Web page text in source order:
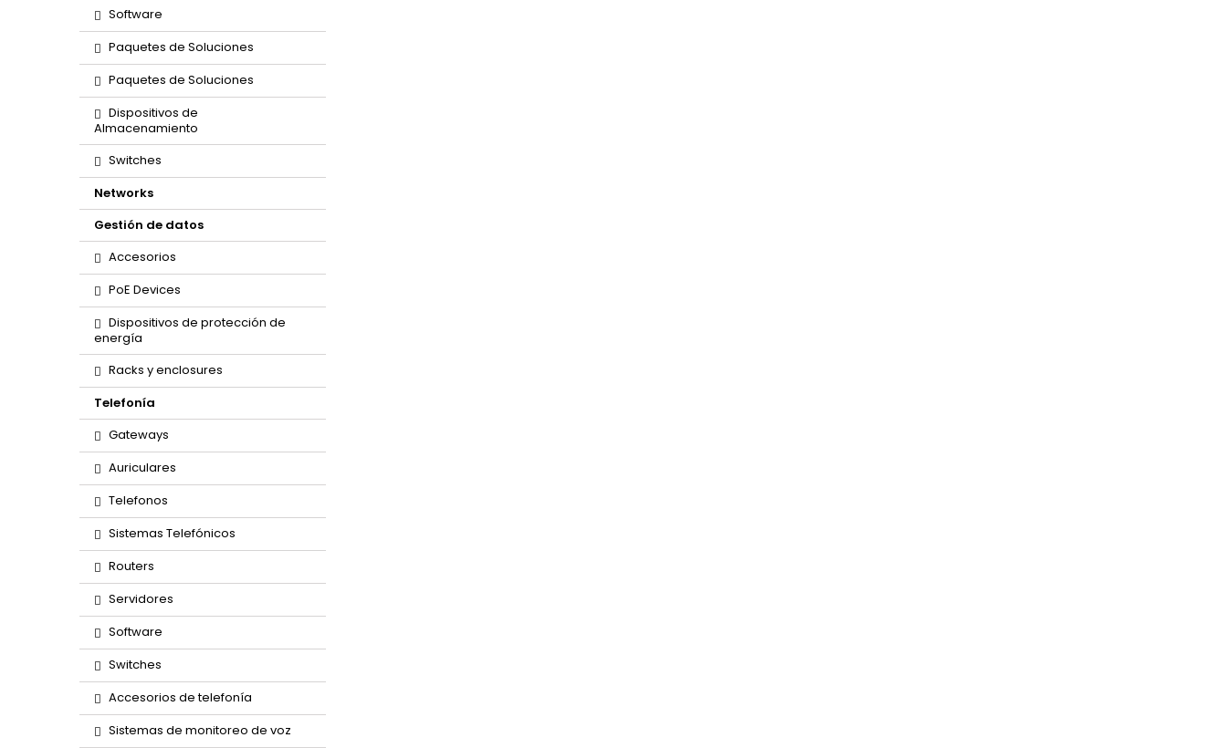
Software
Paquetes de Soluciones
Paquetes de Soluciones
Dispositivos de
Almacenamiento
Switches
Networks
Gestión de datos
Accesorios
PoE Devices
Dispositivos de protección de
energía
Racks y enclosures
Telefonía
Gateways
Auriculares
Telefonos
Sistemas Telefónicos
Routers
Servidores
Software
Switches
Accesorios de telefonía
Sistemas de monitoreo de voz